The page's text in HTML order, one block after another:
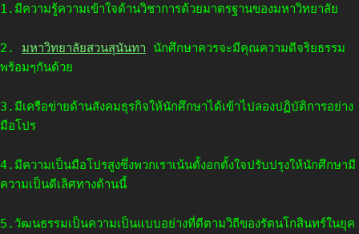
1.มีความรู้ความเข้าใจด้านวิชาการด้วยมาตรฐานของมหาวิทยาลัย
2. มหาวิทยาลัยสวนสุนันทา นักศึกษาควรจะมีคุณความดีจริยธรรม
พร้อมๆกันด้วย
3.มีเครือข่ายด้านสังคมธุรกิจให้นักศึกษาได้เข้าไปลองปฏิบัติการอย่าง
มือโปร
4.มีความเป็นมือโปรสูงซึ่งพวกเราเน้นตั้งอกตั้งใจปรับปรุงให้นักศึกษามี
ความเป็นดีเลิศทางด้านนี้
5.วัฒนธรรมเป็นความเป็นแบบอย่างที่ดีตามวิถีของรัตนโกสินทร์ในยุค